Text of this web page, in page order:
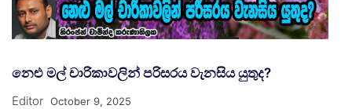
නෙළු මල් චාරිකාවලින් පරිසරය වැනසිය යුතුද?
Editor October 9, 2025